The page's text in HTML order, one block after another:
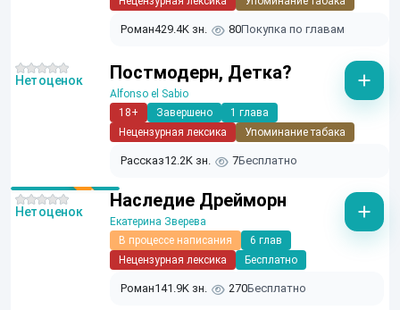
Роман429.4K зн. 80Покупка по главам
Постмодерн, Детка?
Alfonso el Sabio
18+
Завершено
1 глава
Нецензурная лексика
Упоминание табака
Рассказ12.2K зн. 7Бесплатно
Нет оценок
Наследие Дрейморн
Екатерина Зверева
В процессе написания
6 глав
Нецензурная лексика
Бесплатно
Роман141.9K зн. 270Бесплатно
Нет оценок